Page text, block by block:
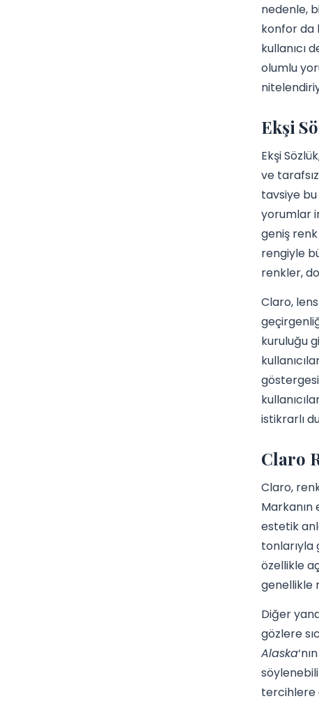
nedenle,
konfor da
kullanıcı
olumlu
Ekşi
Ekşi
ve
tavsiye
yorumlar
geniş
rengiyle
renkler,
Claro,
kuruluğu
istikrarlı
Claro
Claro,
Markanın
estetik
tonlarıyla
özellikle
genellikle
Diğer
gözlere
Alaska
tercihlere